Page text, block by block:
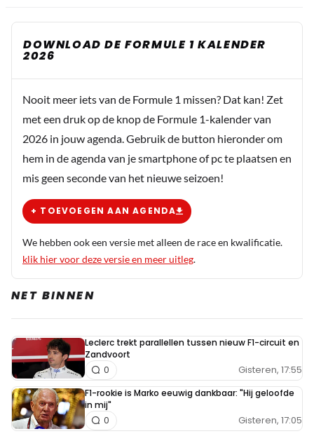
DOWNLOAD DE FORMULE 1 KALENDER
2026
Nooit meer iets van de Formule 1 missen? Dat kan! Zet
met een druk op de knop de Formule 1-kalender van
2026 in jouw agenda. Gebruik de button hieronder om
hem in de agenda van je smartphone of pc te plaatsen en
mis geen seconde van het nieuwe seizoen!
+ TOEVOEGEN AAN AGENDA
We hebben ook een versie met alleen de race en kwalificatie.
klik hier voor deze versie en meer uitleg.
NET BINNEN
Leclerc trekt parallellen tussen nieuw F1-circuit en
Zandvoort
Gisteren, 17:55
0
F1-rookie is Marko eeuwig dankbaar: "Hij geloofde
in mij"
Gisteren, 17:05
0